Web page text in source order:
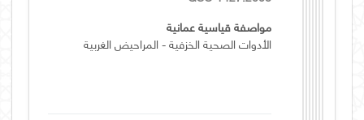
مواصفة قياسية عمانية
الأدوات الصحية الخزفية - المراحيض الغربية